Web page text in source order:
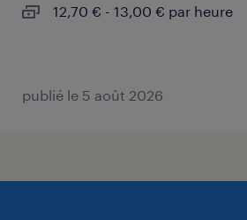
12,70 € - 13,00 € par heure
publié le 5 août 2026